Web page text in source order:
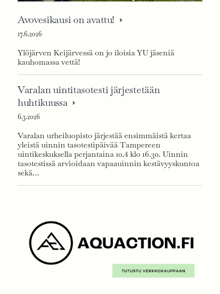
Avovesikausi on avattu!
17.6.2026
Ylöjärven Keijärvessä on jo iloisia YU jäseniä
kauhomassa vettä!
Varalan uintitasotesti järjestetään
huhtikuussa
6.3.2026
Varalan urheiluopisto järjestää ensimmäistä kertaa
yleistä uinnin tasotestipäivää Tampereen
uintikeskuksella perjantaina 10.4 klo 16.30. Uinnin
tasotestissä arvioidaan vapaauinnin kestävyyskuntoa
sekä…